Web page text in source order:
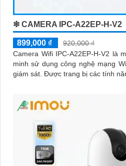
❇ CAMERA IPC-A22EP-H-V2
899,000 ₫
920,000 ₫
Camera Wifi IPC-A22EP-H-V2 là
minh sử dụng công nghệ mạng
giám sát. Được trang bị các